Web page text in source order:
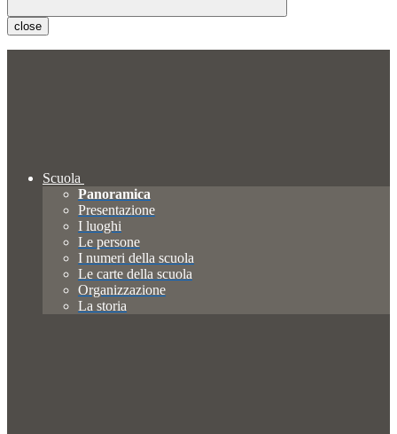
close
Scuola
Panoramica
Presentazione
I luoghi
Le persone
I numeri della scuola
Le carte della scuola
Organizzazione
La storia